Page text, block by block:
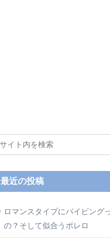
最近の投稿
ロマンスタイプにパイピング
の？そして似合うボレロ